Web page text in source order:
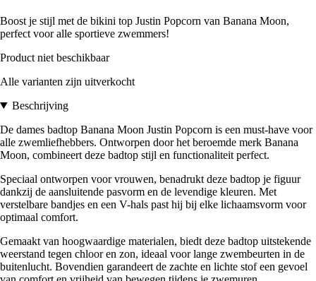
Boost je stijl met de bikini top Justin Popcorn van Banana Moon,
perfect voor alle sportieve zwemmers!
Product niet beschikbaar
Alle varianten zijn uitverkocht
Beschrijving
De dames badtop Banana Moon Justin Popcorn is een must-have voor
alle zwemliefhebbers. Ontworpen door het beroemde merk Banana
Moon, combineert deze badtop stijl en functionaliteit perfect.
Speciaal ontworpen voor vrouwen, benadrukt deze badtop je figuur
dankzij de aansluitende pasvorm en de levendige kleuren. Met
verstelbare bandjes en een V-hals past hij bij elke lichaamsvorm voor
optimaal comfort.
Gemaakt van hoogwaardige materialen, biedt deze badtop uitstekende
weerstand tegen chloor en zon, ideaal voor lange zwembeurten in de
buitenlucht. Bovendien garandeert de zachte en lichte stof een gevoel